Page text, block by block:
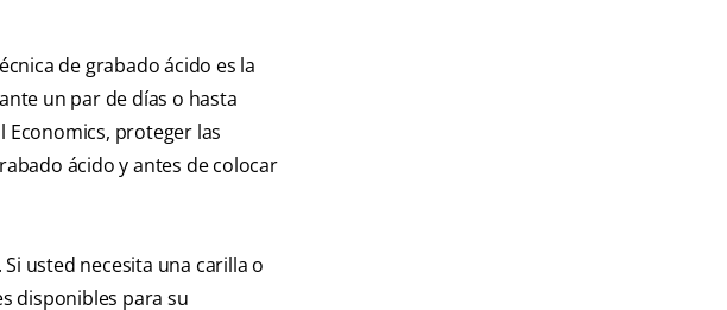
de grabado ácido es la
un par de días o hasta
proteger las
ácido y antes de colocar
usted necesita una carilla o
disponibles para su